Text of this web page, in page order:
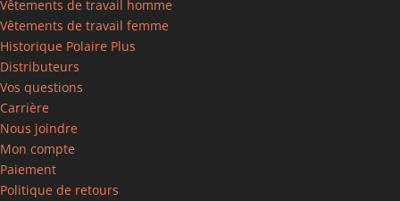
Vêtements de travail homme
Vêtements de travail femme
Historique Polaire Plus
Distributeurs
Vos questions
Carrière
Nous joindre
Mon compte
Paiement
Politique de retours